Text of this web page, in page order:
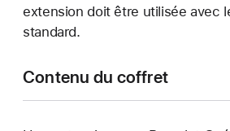
extension doit être utilisée avec
standard.
Contenu du coffret